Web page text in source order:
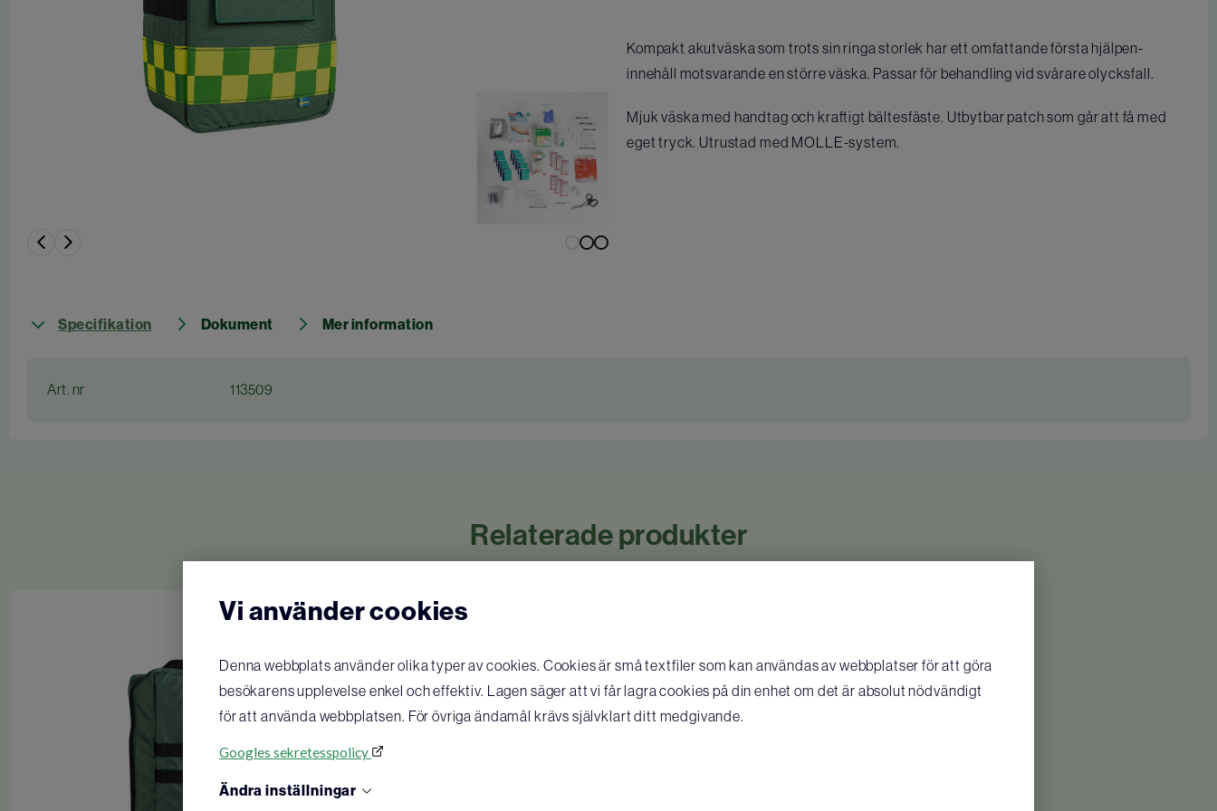
Vi använder cookies
Denna webbplats använder olika typer av cookies. Cookies är små textfiler som kan användas av webbplatser för att göra
besökarens upplevelse enkel och effektiv. Lagen säger att vi får lagra cookies på din enhet om det är absolut nödvändigt
för att använda webbplatsen. För övriga ändamål krävs självklart ditt medgivande.
Googles sekretesspolicy
Ändra inställningar
Kompakt akutväska som trots sin ringa storlek har ett omfattande första hjälpen-
innehåll motsvarande en större väska. Passar för behandling vid svårare olycksfall.
Mjuk väska med handtag och kraftigt bältesfäste. Utbytbar patch som går att få med
eget tryck. Utrustad med MOLLE-system.
Specifikation
Art. nr 113509
Dokument Mer information
Relaterade produkter